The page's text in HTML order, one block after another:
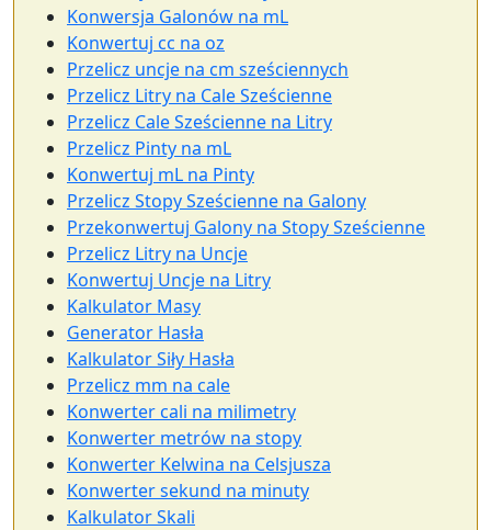
Konwersja Galonów na mL
Konwertuj cc na oz
Przelicz uncje na cm sześciennych
Przelicz Litry na Cale Sześcienne
Przelicz Cale Sześcienne na Litry
Przelicz Pinty na mL
Konwertuj mL na Pinty
Przelicz Stopy Sześcienne na Galony
Przekonwertuj Galony na Stopy Sześcienne
Przelicz Litry na Uncje
Konwertuj Uncje na Litry
Kalkulator Masy
Generator Hasła
Kalkulator Siły Hasła
Przelicz mm na cale
Konwerter cali na milimetry
Konwerter metrów na stopy
Konwerter Kelwina na Celsjusza
Konwerter sekund na minuty
Kalkulator Skali